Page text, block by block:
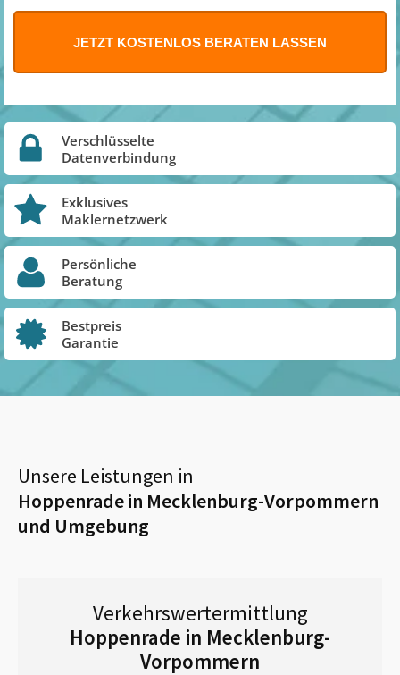
Verschlüsselte
Datenverbindung
Exklusives
Maklernetzwerk
Persönliche
Beratung
Bestpreis
Garantie
Unsere Leistungen in
Hoppenrade in Mecklenburg-Vorpommern
und Umgebung
Verkehrswertermittlung
Hoppenrade in Mecklenburg-
Vorpommern